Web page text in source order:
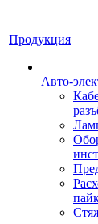
Продукция
Авто-